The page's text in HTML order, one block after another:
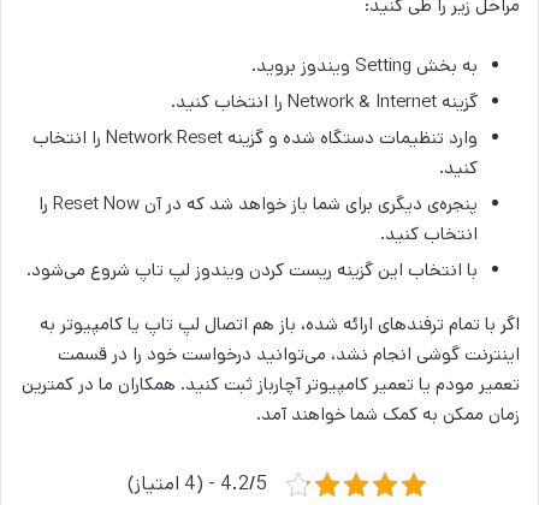
مراحل زیر را طی کنید:
به بخش Setting ویندوز بروید.
گزینه Network & Internet را انتخاب کنید.
وارد تنظیمات دستگاه شده و گزینه Network Reset را انتخاب
کنید.
پنجره‌ی دیگری برای شما باز خواهد شد که در آن Reset Now را
انتخاب کنید.
با انتخاب این گزینه ریست کردن ویندوز لپ تاپ شروع می‌‌شود.
اگر با تمام ترفندهای ارائه شده، باز هم اتصال لپ تاپ یا کامپیوتر به
اینترنت گوشی انجام نشد، می‌توانید درخواست خود را در قسمت
تعمیر مودم یا تعمیر کامپیوتر آچارباز ثبت کنید. همکاران ما در کمترین
زمان ممکن به کمک شما خواهند آمد.
4.2/5 - (4 امتیاز)